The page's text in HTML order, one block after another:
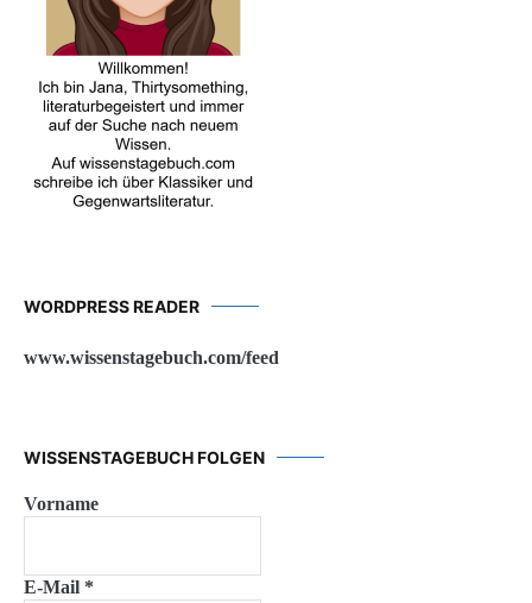
WORDPRESS READER
www.wissenstagebuch.com/feed
WISSENSTAGEBUCH FOLGEN
Vorname
E-Mail *